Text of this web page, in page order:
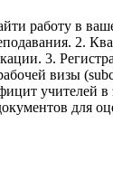
работу в
2.
3.
визы
учителей
для